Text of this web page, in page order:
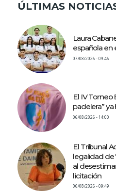
ÚLTIMAS
Laura
española en
07/08/2026 - 09:46
El IV Torneo
padelera”
06/08/2026 - 14:00
El Tribunal
legalidad de
al
licitación
06/08/2026 - 09:49